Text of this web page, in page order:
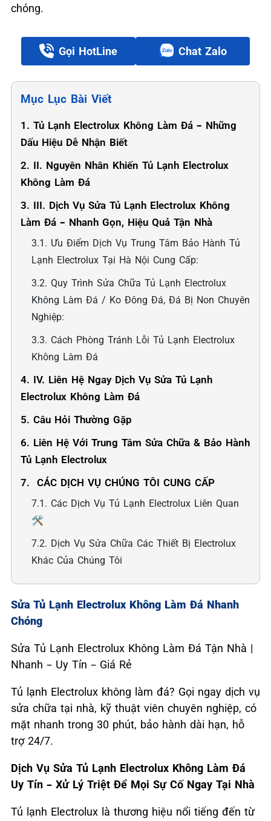
chóng.
Gọi HotLine Chat Zalo
Mục Lục Bài Viết
1. Tủ Lạnh Electrolux Không Làm Đá – Những
Dấu Hiệu Dễ Nhận Biết
2. II. Nguyên Nhân Khiến Tủ Lạnh Electrolux
Không Làm Đá
3. III. Dịch Vụ Sửa Tủ Lạnh Electrolux Không
Làm Đá – Nhanh Gọn, Hiệu Quả Tận Nhà
3.1. Ưu Điểm Dịch Vụ Trung Tâm Bảo Hành Tủ
Lạnh Electrolux Tại Hà Nội Cung Cấp:
3.2. Quy Trình Sửa Chữa Tủ Lạnh Electrolux
Không Làm Đá / Ko Đông Đá, Đá Bị Non Chuyên
Nghiệp:
3.3. Cách Phòng Tránh Lỗi Tủ Lạnh Electrolux
Không Làm Đá
4. IV. Liên Hệ Ngay Dịch Vụ Sửa Tủ Lạnh
Electrolux Không Làm Đá
5. Câu Hỏi Thường Gặp
6. Liên Hệ Với Trung Tâm Sửa Chữa & Bảo Hành
Tủ Lạnh Electrolux
7. ️ CÁC DỊCH VỤ CHÚNG TÔI CUNG CẤP
7.1. Các Dịch Vụ Tủ Lạnh Electrolux Liên Quan
🛠️
7.2. Dịch Vụ Sửa Chữa Các Thiết Bị Electrolux
Khác Của Chúng Tôi
Sửa Tủ Lạnh Electrolux Không Làm Đá Nhanh
Chóng
Sửa Tủ Lạnh Electrolux Không Làm Đá Tận Nhà |
Nhanh – Uy Tín – Giá Rẻ
Tủ lạnh Electrolux không làm đá? Gọi ngay dịch vụ
sửa chữa tại nhà, kỹ thuật viên chuyên nghiệp, có
mặt nhanh trong 30 phút, bảo hành dài hạn, hỗ
trợ 24/7.
Dịch Vụ Sửa Tủ Lạnh Electrolux Không Làm Đá
Uy Tín – Xử Lý Triệt Để Mọi Sự Cố Ngay Tại Nhà
Tủ lạnh Electrolux là thương hiệu nổi tiếng đến từ